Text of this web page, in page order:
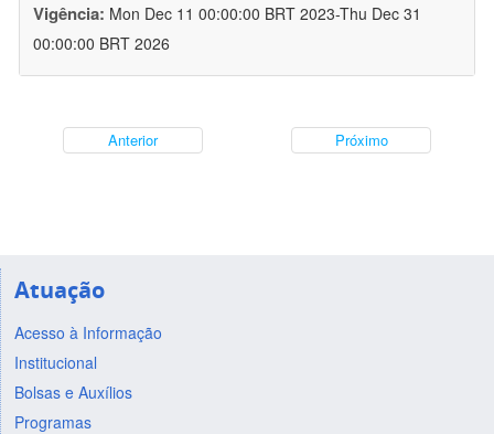
Vigência: Mon Dec 11 00:00:00 BRT 2023-Thu Dec 31
00:00:00 BRT 2026
Anterior Próximo
Atuação
Acesso à Informação
Institucional
Bolsas e Auxílios
Programas